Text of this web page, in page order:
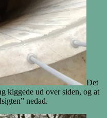
Det
kiggede ud over siden, og at
nedad.